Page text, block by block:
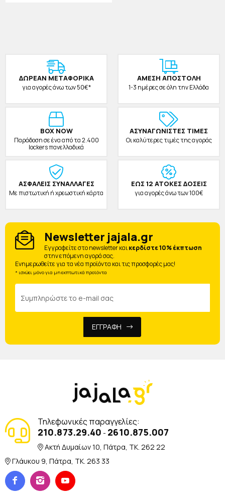
ΔΩΡΕAΝ ΜΕΤΑΦΟΡΙΚΑ
για αγορές άνω των 50€*
ΑΜΕΣΗ ΑΠΟΣΤΟΛΗ
1-3 ημέρες σε όλη την Ελλάδα
BOX NOW
Παράδοση σε ένα από τα 2.400
lockers πανελλαδικά
ΑΣΥΝΑΓΩΝΙΣΤΕΣ ΤΙΜΕΣ
Οι καλύτερες τιμές της αγοράς
ΑΣΦΑΛΕΙΣ ΣΥΝΑΛΛΑΓΕΣ
Με πιστωτική ή χρεωστική κάρτα
ΕΩΣ 12 ΑΤΟΚΕΣ ΔΟΣΕΙΣ
για αγορές άνω των 100€
Newsletter jajala.gr
Eγγραφείτε στο newsletter καικερδίστε 10% έκπτωση
στην επόμενη αγορά σας.
Ενημερωθείτε για τα νέα προϊόντα και τις προσφορές μας!
* ισχύει μόνο για μη εκπτωτικά προϊόντα
ΕΓΓΡΑΦΗ
Τηλεφωνικές παραγγελίες:
210.873.29.40 - 2610.875.007
Ακτή Δυμαίων 10, Πάτρα, TK. 262 22
Γλάυκου 9, Πάτρα, TK. 263 33